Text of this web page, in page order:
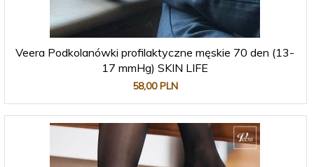
Veera Podkolanówki profilaktyczne męskie 70 den (13-
17 mmHg) SKIN LIFE
58,00 PLN